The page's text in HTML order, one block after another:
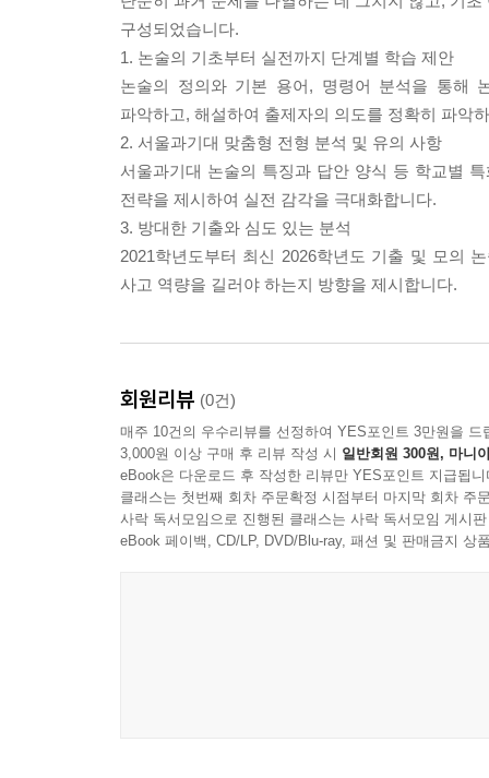
7. 2024학년도 서울과기대 수시 논술 (오후)
8. 2024학년도 서울과기대 모의 논술
9. 2023학년도 서울과기대 수시 논술 (오전)
10. 2023학년도 서울과기대 수시 논술 (오후)
11. 2023학년도 서울과기대 모의 논술
12. 2022학년도 서울과기대 수시 논술 (1차)
13. 2022학년도 서울과기대 수시 논술 (2차)
14. 2022학년도 서울과기대 수시 논술 (3차)
15. 2022학년도 서울과기대 수시 논술 (4차)
16. 2022학년도 서울과기대 모의 논술
20. 2021학년도 서울과기대 수시 논술 (4차)
21. 2021학년도 서울과기대 모의 논술
구성되었습니다.
1. 논술의 기초부터 실전까지 단계별 학습 제안
논술의 정의와 기본 용어, 명령어 분석을 통해
파악하고, 해설하여 출제자의 의도를 정확히 파악
2. 서울과기대 맞춤형 전형 분석 및 유의 사항
서울과기대 논술의 특징과 답안 양식 등 학교별
전략을 제시하여 실전 감각을 극대화합니다.
3. 방대한 기출와 심도 있는 분석
2021학년도부터 최신 2026학년도 기출 및 모의
사고 역량을 길러야 하는지 방향을 제시합니다.
회원리뷰 (0건)
매주 10건의 우수리뷰를 선정하여 YES포인트 3만원을 드
3,000원 이상 구매 후 리뷰 작성 시 일반회원 300원, 마니
eBook은 다운로드 후 작성한 리뷰만 YES포인트 지급됩니
클래스는 첫번째 회차 주문확정 시점부터 마지막 회차 주
사락 독서모임으로 진행된 클래스는 사락 독서모임 게시
eBook 페이백, CD/LP, DVD/Blu-ray, 패션 및 판매금지 상